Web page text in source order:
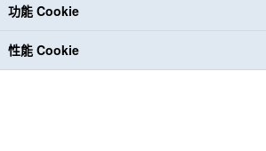
功能 Cookie
性能 Cookie